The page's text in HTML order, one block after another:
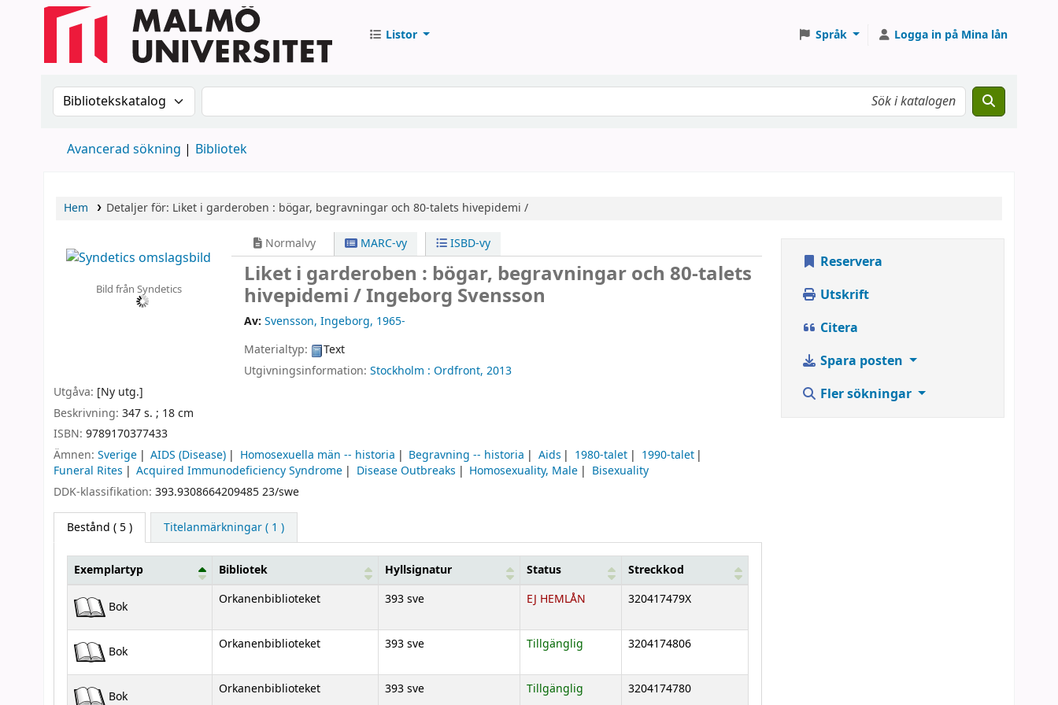
Listor Språk Logga in på Mina lån
Sök i katalogen efter:Sök i katalogen
Avancerad sökning Bibliotek
Hem Detaljer för: Liket i garderoben : bögar, begravningar och 80-talets hivepidemi /
Bild från Syndetics
Normalvy MARC-vy ISBD-vy
Liket i garderoben : bögar, begravningar och 80-talets
hivepidemi /Ingeborg Svensson
Av: Svensson, Ingeborg, 1965-
Materialtyp:
Text
Utgivningsinformation:Stockholm : Ordfront, 2013
Utgåva: [Ny utg.]
Beskrivning: 347 s. ; 18 cm
ISBN: 9789170377433
Ämnen: Sverige AIDS (Disease) Homosexuella män -- historia Begravning -- historia Aids 1980-talet
1990-talet
Funeral Rites
Acquired Immunodeficiency Syndrome Disease Outbreaks Homosexuality, Male
Bisexuality
DDK-klassifikation: 393.9308664209485 23/swe
Bestånd ( 5 ) Titelanmärkningar ( 1 )
Bestånd
Exemplartyp Bibliotek Hyllsignatur Status Streckkod
Bok Orkanenbiblioteket 393 sve EJ HEMLÅN 320417479X
Bok Orkanenbiblioteket 393 sve Tillgänglig 3204174806
Bok Orkanenbiblioteket 393 sve Tillgänglig 3204174780
Reservera
Utskrift
Citera
Spara posten
Fler sökningar